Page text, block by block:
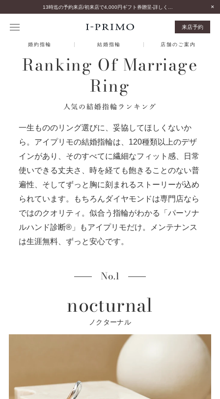
来店予約
婚約指輪 結婚指輪 店舗のご案内
Ranking Of Marriage
Ring
人気の結婚指輪ランキング
一生もののリング選びに、妥協してほしくないか
ら。アイプリモの結婚指輪は、120種類以上のデザ
インがあり、そのすべてに繊細なフィット感、日常
使いできる丈夫さ、時を経ても飽きることのない普
遍性、そしてずっと胸に刻まれるストーリーが込め
られています。もちろんダイヤモンドは専門店なら
ではのクオリティ。似合う指輪がわかる「パーソナ
ルハンド診断®」もアイプリモだけ。メンテナンス
は生涯無料、ずっと安心です。
No.1
nocturnal
ノクターナル